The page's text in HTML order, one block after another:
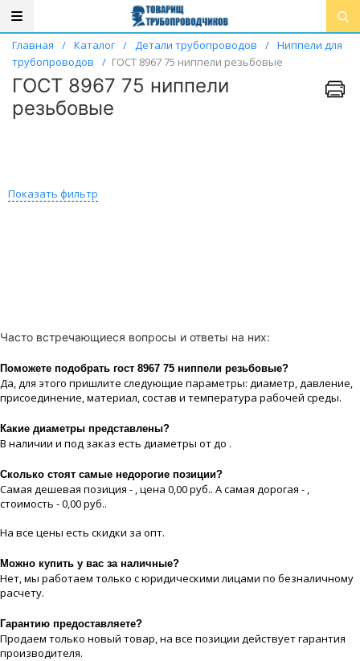
Главная / Каталог / Детали трубопроводов / Ниппели для
трубопроводов
/ ГОСТ 8967 75 ниппели резьбовые
ГОСТ 8967 75 ниппели
резьбовые
Показать фильтр
Часто встречающиеся вопросы и ответы на них:
Поможете подобрать гост 8967 75 ниппели резьбовые?
Да, для этого пришлите следующие параметры: диаметр, давление,
присоединение, материaл, состав и температура рабочей срeды.
Какие диaметры представлены?
В наличии и под заказ есть диaметры от до .
Сколько стоят самые недорогие позиции?
Самая дешевая позиция - , цeна 0,00 руб.. А самая дорогая - ,
стоимость - 0,00 руб..
На все цeны есть скидки за опт.
Можно купить у вас за наличные?
Нет, мы работаем только с юридическими лицами по безналичному
расчету.
Гарантию предоставляете?
Продаем только новый товар, на все позиции действует гарантия
производителя.